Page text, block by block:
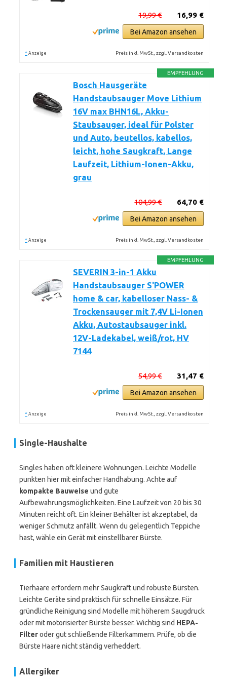
16,99 €
19,99 €
Bei Amazon ansehen
* Anzeige Preis inkl. MwSt., zzgl. Versandkosten
EMPFEHLUNG
Bosch Hausgeräte
Handstaubsauger Move Lithium
16V max BHN16L, Akku-
Staubsauger, ideal für Polster
und Auto, beutellos, kabellos,
leicht, hohe Saugkraft, Lange
Laufzeit, Lithium-Ionen-Akku,
grau
64,70 €
104,99 €
Bei Amazon ansehen
* Anzeige Preis inkl. MwSt., zzgl. Versandkosten
EMPFEHLUNG
SEVERIN 3-in-1 Akku
Handstaubsauger S'POWER
home & car, kabelloser Nass- &
Trockensauger mit 7,4V Li-Ionen
Akku, Autostaubsauger inkl.
12V-Ladekabel, weiß/rot, HV
7144
31,47 €
54,99 €
Bei Amazon ansehen
* Anzeige Preis inkl. MwSt., zzgl. Versandkosten
Single-Haushalte
Singles haben oft kleinere Wohnungen. Leichte Modelle
punkten hier mit einfacher Handhabung. Achte auf
kompakte Bauweise und gute
Aufbewahrungsmöglichkeiten. Eine Laufzeit von 20 bis 30
Minuten reicht oft. Ein kleiner Behälter ist akzeptabel, da
weniger Schmutz anfällt. Wenn du gelegentlich Teppiche
hast, wähle ein Gerät mit einstellbarer Bürste.
Familien mit Haustieren
Tierhaare erfordern mehr Saugkraft und robuste Bürsten.
Leichte Geräte sind praktisch für schnelle Einsätze. Für
gründliche Reinigung sind Modelle mit höherem Saugdruck
oder mit motorisierter Bürste besser. Wichtig sind HEPA-
Filteroder gut schließende Filterkammern. Prüfe, ob die
Bürste Haare nicht ständig verheddert.
Allergiker